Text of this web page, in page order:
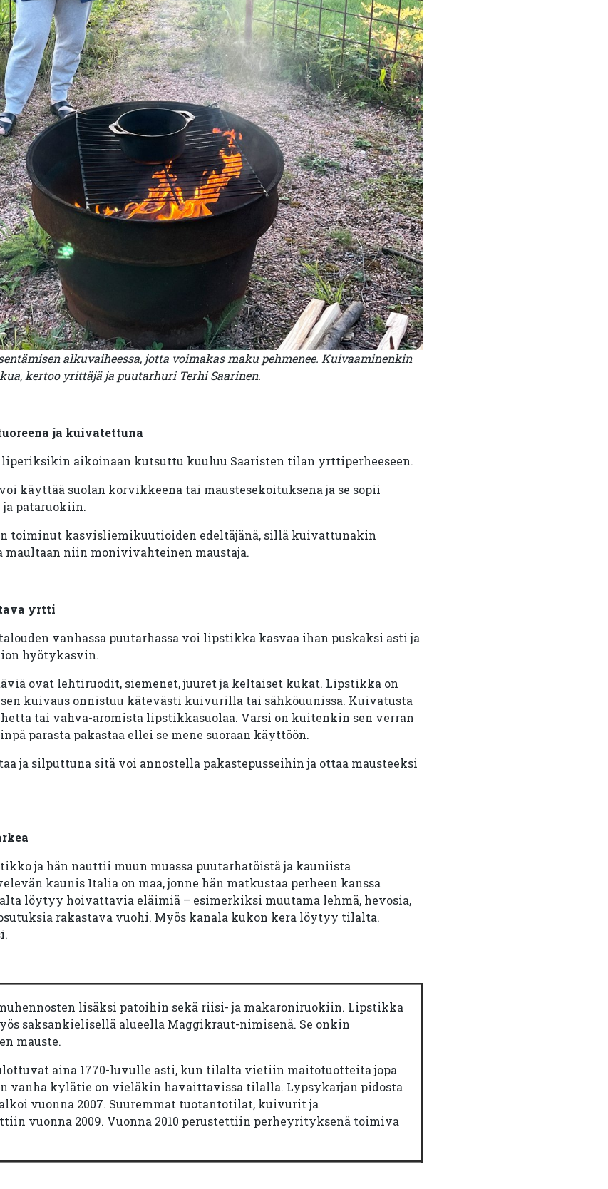
alkuvaiheessa, jotta voimakas maku pehmenee. Kuivaaminenkin
kertoo yrittäjä ja puutarhuri Terhi Saarinen.
ja kuivatettuna
aikoinaan kutsuttu kuuluu Saaristen tilan yrttiperheeseen.
käyttää suolan korvikkeena tai maustesekoituksena ja se sopii
pataruokiin.
toiminut kasvisliemikuutioiden edeltäjänä, sillä kuivattunakin
niin monivivahteinen maustaja.
yrtti
vanhassa puutarhassa voi lipstikka kasvaa ihan puskaksi asti ja
hyötykasvin.
ovat lehtiruodit, siemenet, juuret ja keltaiset kukat. Lipstikka on
kuivaus onnistuu kätevästi kuivurilla tai sähköuunissa. Kuivatusta
tai vahva-aromista lipstikkasuolaa. Varsi on kuitenkin sen verran
parasta pakastaa ellei se mene suoraan käyttöön.
ja silputtuna sitä voi annostella pakastepusseihin ja ottaa mausteeksi
ja hän nauttii muun muassa puutarhatöistä ja kauniista
kaunis Italia on maa, jonne hän matkustaa perheen kanssa
löytyy hoivattavia eläimiä – esimerkiksi muutama lehmä, hevosia,
rakastava vuohi. Myös kanala kukon kera löytyy tilalta.
lisäksi patoihin sekä riisi- ja makaroniruokiin. Lipstikka
saksankielisellä alueella Maggikraut-nimisenä. Se onkin
mauste.
aina 1770-luvulle asti, kun tilalta vietiin maitotuotteita jopa
vanha kylätie on vieläkin havaittavissa tilalla. Lypsykarjan pidosta
vuonna 2007. Suuremmat tuotantotilat, kuivurit ja
vuonna 2009. Vuonna 2010 perustettiin perheyrityksenä toimiva